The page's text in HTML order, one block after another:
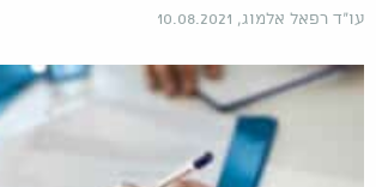
עו"ד רפאל אלמוג, 10.08.2021